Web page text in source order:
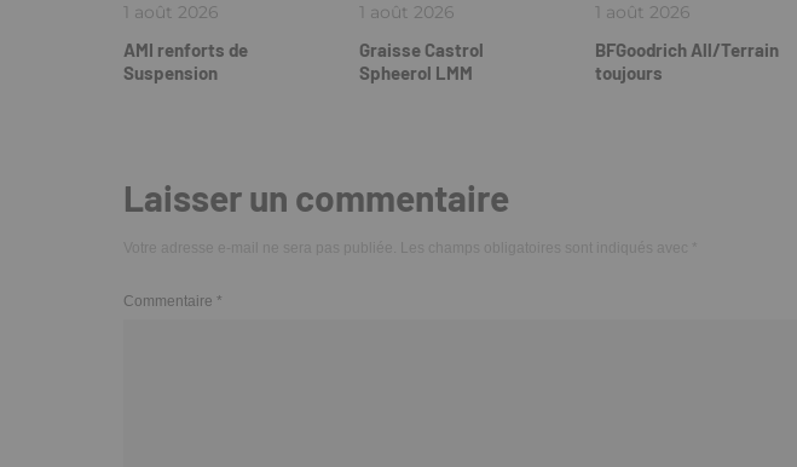
1 août 2026
AMI renforts de
Suspension
1 août 2026
Graisse Castrol
Spheerol LMM
1 août 2026
BFGoodrich All/Terrain
toujours
Laisser un commentaire
Votre adresse e-mail ne sera pas publiée. Les champs obligatoires sont indiqués avec
Commentaire *